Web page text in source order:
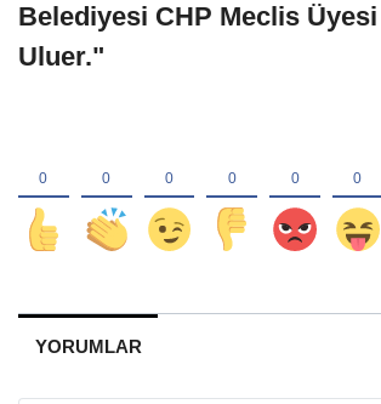
Belediyesi CHP Meclis
Uluer."
YORUMLAR